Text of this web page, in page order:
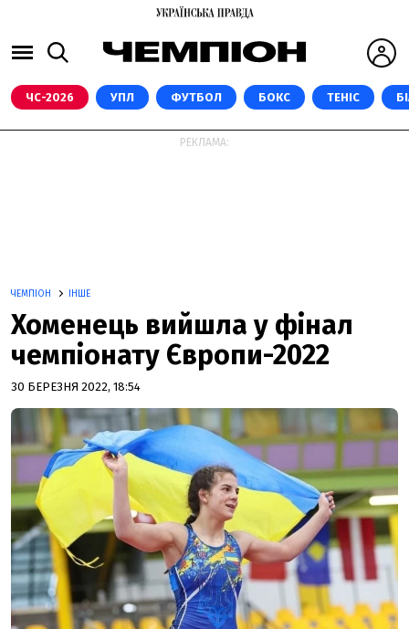
ЧС-2026 УПЛ ФУТБОЛ БОКС ТЕНІС
РЕКЛАМА:
ЧЕМПІОН ІНШЕ
Хоменець вийшла у фінал
чемпіонату Європи-2022
30 БЕРЕЗНЯ 2022, 18:54